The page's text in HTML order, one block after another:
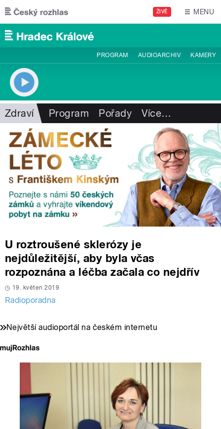
Přejít k hlavnímu obsahu
ŽIVĚ MENU
PROGRAM AUDIOARCHIV KAMERY
Zdraví Program Pořady Více…
U roztroušené sklerózy je
nejdůležitější, aby byla včas
rozpoznána a léčba začala co nejdřív
19. květen 2019
Radioporadna
Největší audioportál na českém internetu